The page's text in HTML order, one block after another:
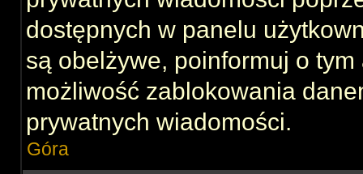
dostępnych w panelu
są obelżywe, poinformuj o
możliwość zablokowania
prywatnych wiadomości.
Góra